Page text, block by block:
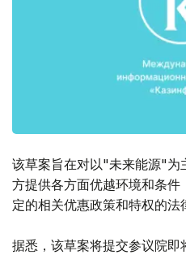
该草案旨在对以"未来能源"为
方提供各方面优越环境和条
定的相关优惠政策和特权的法
据悉，该草案将提交参议院